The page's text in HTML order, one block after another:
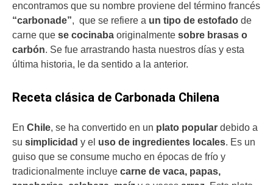
encontramos ​que su nombre proviene del término francés
“carbonade”, que se refiere a un tipo de estofado de
carne que se cocinaba originalmente sobre brasas o
carbón. Se fue arrastrando hasta nuestros días y esta
última historia, le da sentido a la anterior.
Receta clásica de Carbonada Chilena
En Chile, se ha convertido en un plato popular debido a
su simplicidad y el uso de ingredientes locales. Es un
guiso que se consume mucho en épocas de frío y
tradicionalmente incluye carne de vaca, papas,